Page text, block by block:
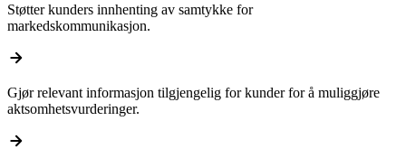
Støtter kunders innhenting av samtykke for
markedskommunikasjon.
arrow_forward
Gjør relevant informasjon tilgjengelig for kunder for å muliggjøre
aktsomhetsvurderinger.
arrow_forward